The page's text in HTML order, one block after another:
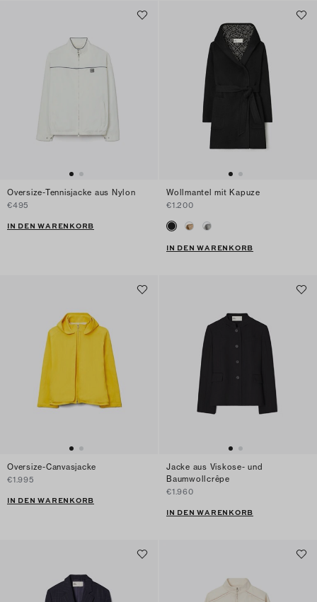
Oversize-Tennisjacke aus Nylon
€495
IN DEN WARENKORB
Wollmantel mit Kapuze
€1.200
IN DEN WARENKORB
Oversize-Canvasjacke
€1.995
IN DEN WARENKORB
Jacke aus Viskose- und
Baumwollcrêpe
€1.960
IN DEN WARENKORB